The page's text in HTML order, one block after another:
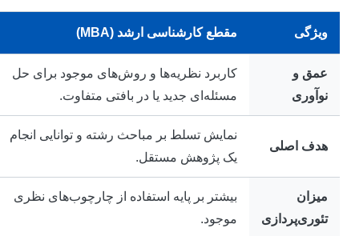
ویژگی مقطع کارشناسی ارشد (MBA)
عمق و
نوآوری
کاربرد نظریه‌ها و روش‌های موجود برای حل
مسئله‌ای جدید یا در بافتی متفاوت.
هدف اصلی
نمایش تسلط بر مباحث رشته و توانایی انجام
یک پژوهش مستقل.
میزان
تئوری‌پردازی
بیشتر بر پایه استفاده از چارچوب‌های نظری
موجود.